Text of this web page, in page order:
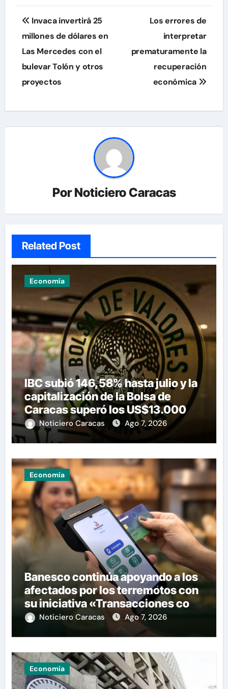
Navegación
de
entradas
Invaca invertirá 25
millones de dólares en
Las Mercedes con el
bulevar Tolón y otros
proyectos
Los errores de
interpretar
prematuramente la
recuperación
económica
PorNoticiero Caracas
Related Post
Economía
IBC subió 146,58% hasta julio y la
capitalización de la Bolsa de
Caracas superó los US$13.000
millones
Noticiero Caracas Ago 7, 2026
Economía
Banesco continúa apoyando a los
afectados por los terremotos con
su iniciativa «Transacciones con
propósito»
Noticiero Caracas Ago 7, 2026
Economía